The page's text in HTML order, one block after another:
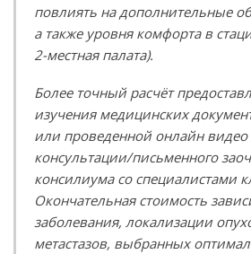
повлиять на дополнительные
а также уровня комфорта в
2-местная палата).
Более точный расчёт
изучения медицинских
или проведенной онлайн видео
консультации/письменного
консилиума со специалистами
Окончательная стоимость
заболевания, локализации
метастазов, выбранных